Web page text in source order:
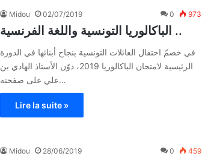
Midou 02/07/2019 0 973
الباكالوريا التونسية واللغة الفرنسية ..
في خضمّ احتفال العائلات التونسية بنجاح أبنائها في الدورة
الرئيسية لامتحان الباكالوريا 2019، دوّن الأستاذ الهادي بن
علي على صفحته…
Lire la suite »
Midou 28/06/2019 0 459